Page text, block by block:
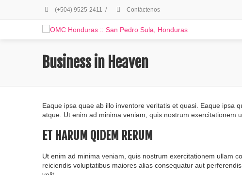
(+504) 9525-2411 / Contáctenos
Business in Heaven
Eaque ipsa quae ab illo inventore veritatis et quasi. Eaque ipsa
atque. Ut enim ad minima veniam, quis nostrum exercitationem
ET HARUM QIDEM RERUM
Ut enim ad minima veniam, quis nostrum exercitationem ullam
reiciendis voluptatibus maiores alias consequatur aut